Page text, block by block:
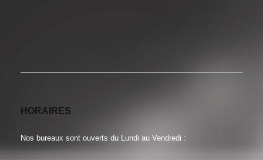
HORAIRES
Nos bureaux sont ouverts du Lundi au Vendredi :